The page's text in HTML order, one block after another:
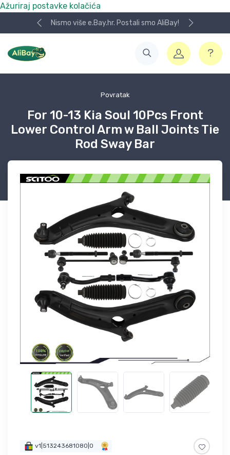
Ažuriraj postavke kolačića
Nismo više e.Bay.hr. Postali smo AliBay!
Povratak
For 10-13 Kia Soul 10Pcs Front
Lower Control Arm w Ball Joints Tie
Rod Sway Bar
v1|513243681080|0